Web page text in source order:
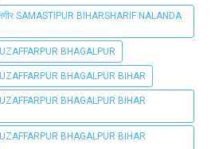
SAMASTIPUR BIHARSHARIF NALANDA
BHAGALPUR
BHAGALPUR BIHAR
BHAGALPUR BIHAR
BHAGALPUR BIHAR